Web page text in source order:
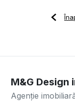
M&G Design
Agenție